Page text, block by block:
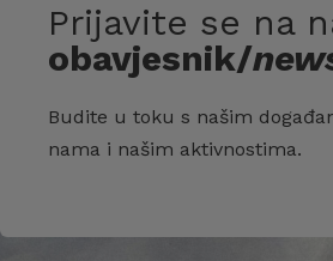
Prijavite se na
obavjesnik/
Budite u toku s našim
nama i našim aktivnostima.